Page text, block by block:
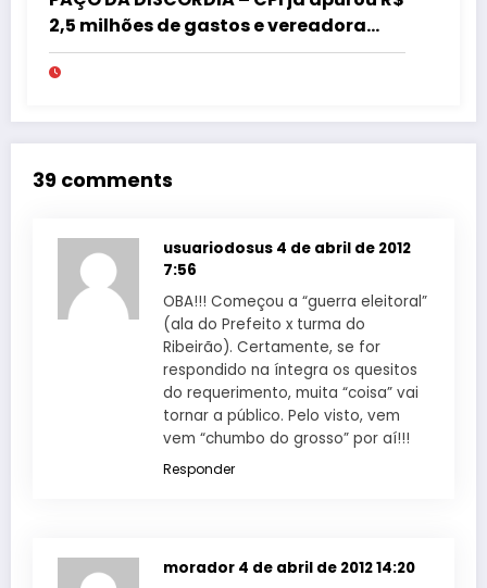
2,5 milhões de gastos e vereadora
pede “acordo” para aprovar R$ 9,5
milhões
39 comments
usuariodosus 4 de abril de 2012
7:56
OBA!!! Começou a “guerra eleitoral”
(ala do Prefeito x turma do
Ribeirão). Certamente, se for
respondido na íntegra os quesitos
do requerimento, muita “coisa” vai
tornar a público. Pelo visto, vem
vem “chumbo do grosso” por aí!!!
Responder
morador 4 de abril de 2012 14:20